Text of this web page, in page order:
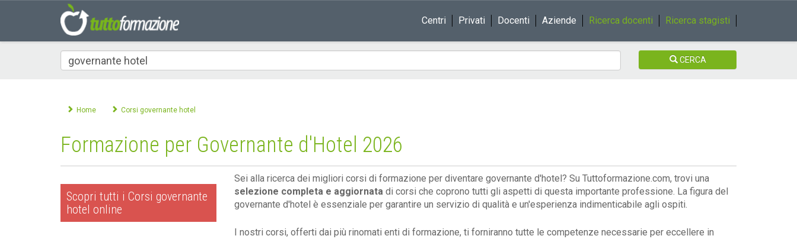
Centri Privati Docenti Aziende Ricerca docenti Ricerca stagisti
Che
corso
CERCA
Home Corsi governante hotel
Formazione per Governante d'Hotel 2026
Scopri tutti i Corsi governante
hotel online
Sei alla ricerca dei migliori corsi di formazione per diventare governante d'hotel? Su Tuttoformazione.com, trovi una
selezione completa e aggiornatadi corsi che coprono tutti gli aspetti di questa importante professione. La figura del
governante d'hotel è essenziale per garantire un servizio di qualità e un'esperienza indimenticabile agli ospiti.
I nostri corsi, offerti dai più rinomati enti di formazione, ti forniranno tutte le competenze necessarie per eccellere in